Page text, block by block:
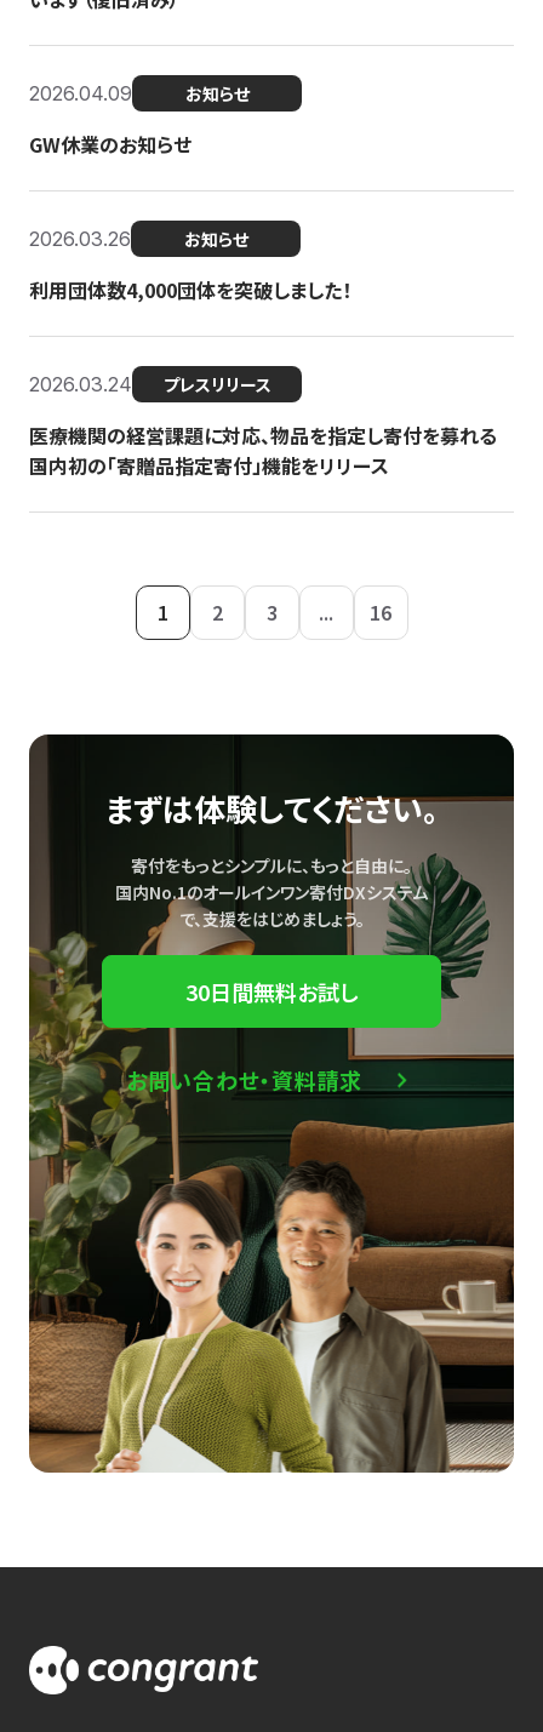
2026.04.09 お知らせ
GW休業のお知らせ
2026.03.26 お知らせ
利用団体数4,000団体を突破しました！
2026.03.24 プレスリリース
医療機関の経営課題に対応、物品を指定し寄付を募れる
国内初の「寄贈品指定寄付」機能をリリース
1 2 3 ... 16
まずは体験してください。
寄付をもっとシンプルに、もっと自由に。
国内No.1のオールインワン寄付DXシステム
で、支援をはじめましょう。
30日間無料お試し
お問い合わせ・資料請求